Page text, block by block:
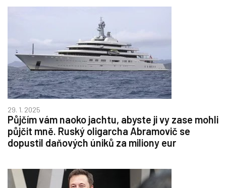
29. 1. 2025
Půjčím vám naoko jachtu, abyste ji vy zase mohli
půjčit mně. Ruský oligarcha Abramovič se
dopustil daňových úniků za miliony eur